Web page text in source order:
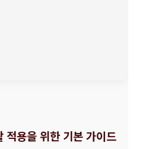
적용을 위한 기본 가이드